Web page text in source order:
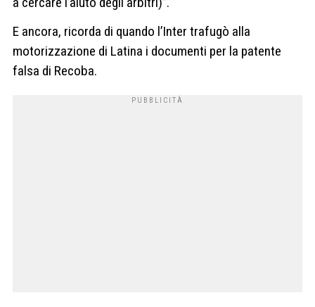
E ancora, ricorda di quando l’Inter trafugò alla
motorizzazione di Latina i documenti per la patente
falsa di Recoba.